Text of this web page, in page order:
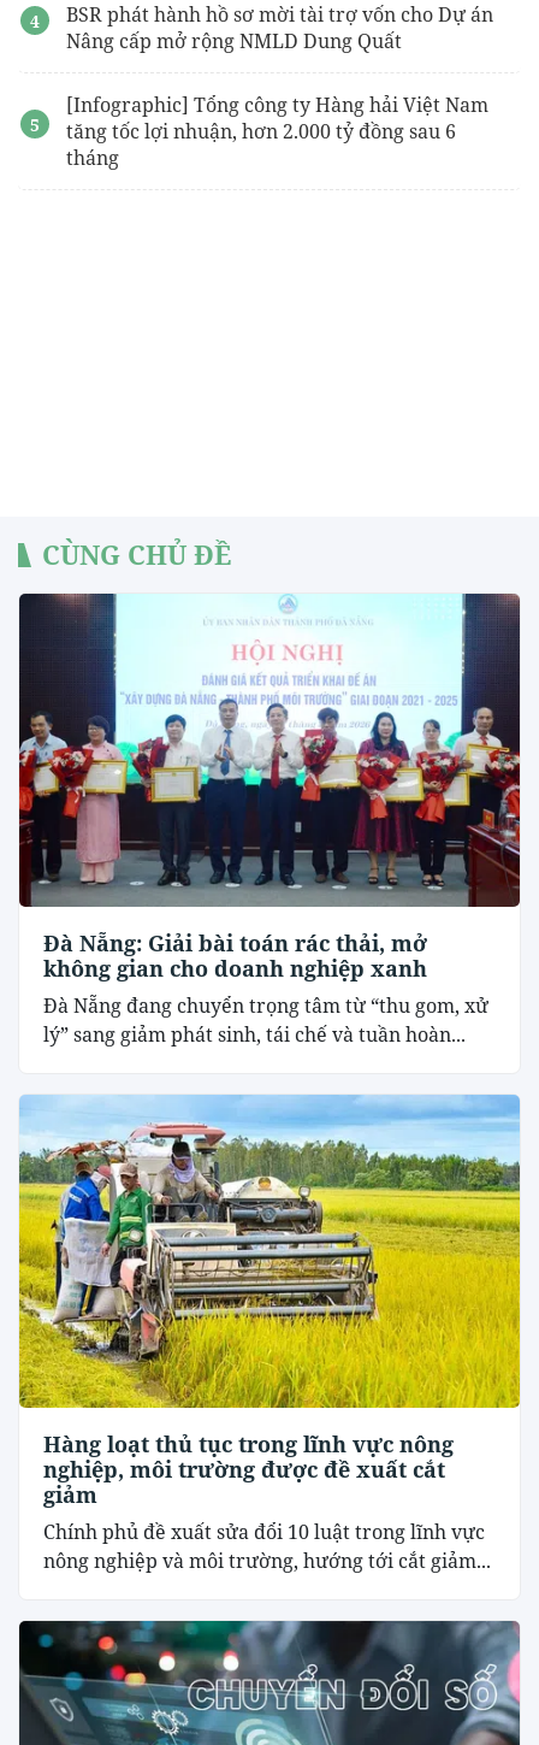
BSR phát hành hồ sơ mời tài trợ vốn cho Dự án
Nâng cấp mở rộng NMLD Dung Quất
[Infographic] Tổng công ty Hàng hải Việt Nam
tăng tốc lợi nhuận, hơn 2.000 tỷ đồng sau 6
tháng
CÙNG CHỦ ĐỀ
Đà Nẵng: Giải bài toán rác thải, mở
không gian cho doanh nghiệp xanh
Đà Nẵng đang chuyển trọng tâm từ “thu gom, xử
lý” sang giảm phát sinh, tái chế và tuần hoàn...
Hàng loạt thủ tục trong lĩnh vực nông
nghiệp, môi trường được đề xuất cắt
giảm
Chính phủ đề xuất sửa đổi 10 luật trong lĩnh vực
nông nghiệp và môi trường, hướng tới cắt giảm...